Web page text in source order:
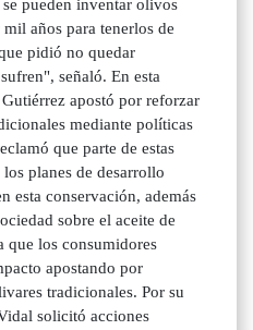
pueden inventar olivos
años para tenerlos de
pidió no quedar
señaló. En esta
apostó por reforzar
mediante políticas
que parte de estas
planes de desarrollo
esta conservación, además
sobre el aceite de
que los consumidores
apostando por
tradicionales. Por su
solicitó acciones